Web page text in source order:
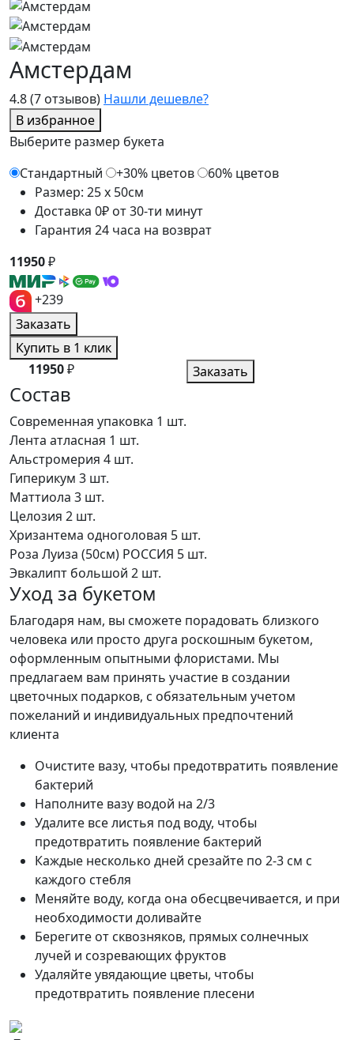
4.8(7 отзывов) Нашли дешевле?
В избранное
Амстердам
Выберите размер букета
Стандартный
+30% цветов
60% цветов
Размер: 25 x 50см
Доставка 0₽ от 30-ти минут
Гарантия 24 часа на возврат
11950₽
+239
Заказать
Купить в 1 клик
11950₽ Заказать
Состав
Современная упаковка 1 шт.
Лента атласная 1 шт.
Альстромерия 4 шт.
Гиперикум 3 шт.
Маттиола 3 шт.
Целозия 2 шт.
Хризантема одноголовая 5 шт.
Роза Луиза (50см) РОССИЯ 5 шт.
Эвкалипт большой 2 шт.
Уход за букетом
Благодаря нам, вы сможете порадовать близкого
человека или просто друга роскошным букетом,
оформленным опытными флористами. Мы
предлагаем вам принять участие в создании
цветочных подарков, с обязательным учетом
пожеланий и индивидуальных предпочтений
клиента
Очистите вазу, чтобы предотвратить появление
бактерий
Наполните вазу водой на 2/3
Удалите все листья под воду, чтобы
предотвратить появление бактерий
Каждые несколько дней срезайте по 2-3 см с
каждого стебля
Меняйте воду, когда она обесцвечивается, и при
необходимости доливайте
Берегите от сквозняков, прямых солнечных
лучей и созревающих фруктов
Удаляйте увядающие цветы, чтобы
предотвратить появление плесени